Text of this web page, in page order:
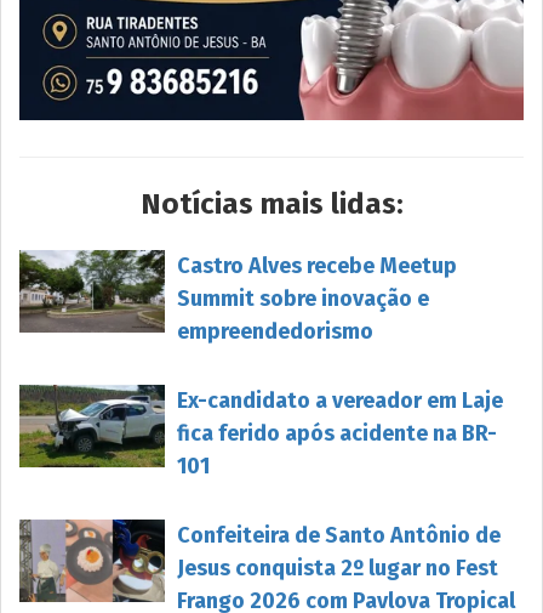
Notícias mais lidas:
Castro Alves recebe Meetup
Summit sobre inovação e
empreendedorismo
Ex-candidato a vereador em Laje
fica ferido após acidente na BR-
101
Confeiteira de Santo Antônio de
Jesus conquista 2º lugar no Fest
Frango 2026 com Pavlova Tropical